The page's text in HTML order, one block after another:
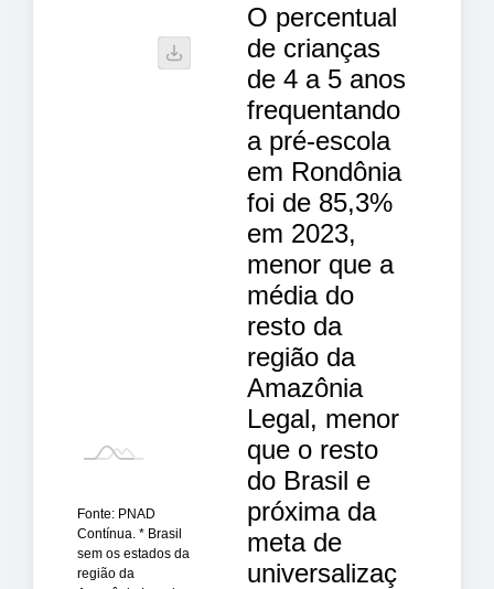
Fonte: PNAD
Contínua. * Brasil
sem os estados da
região da
O percentual
de crianças
de 4 a 5 anos
frequentando
a pré-escola
em Rondônia
foi de 85,3%
em 2023,
menor que a
média do
resto da
região da
Amazônia
Legal, menor
que o resto
do Brasil e
próxima da
meta de
universalizaç